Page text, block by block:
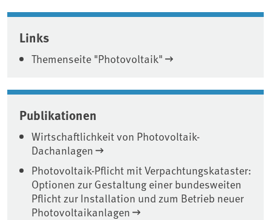
Associated content
Links
Themenseite "Photovoltaik"
Publikationen
Wirtschaftlichkeit von Photovoltaik-
Dachanlagen
Photovoltaik-Pflicht mit Verpachtungskataster:
Optionen zur Gestaltung einer bundesweiten
Pflicht zur Installation und zum Betrieb neuer
Photovoltaikanlagen